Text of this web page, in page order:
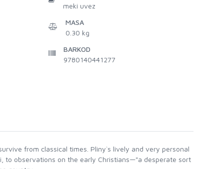
meki uvez
MASA
0.30 kg
BARKOD
9780140441277
from classical times. Pliny`s lively and very personal
to observations on the early Christians—"a desperate sort